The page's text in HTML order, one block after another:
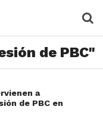
de PBC"
a
de PBC en